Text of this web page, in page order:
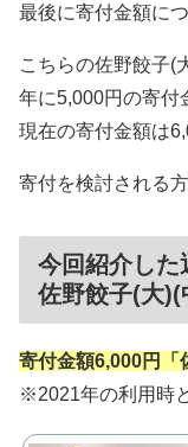
最後に寄付金額に
こちらの佐野餃子(
年に5,000円の寄付
現在の寄付金額は
寄付を検討される
今回紹介した
佐野餃子(大)(
寄付金額6,000円「
※2021年の利用時